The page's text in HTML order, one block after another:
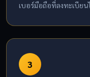
เบอร์มือถือที่ลงทะเบีย
3